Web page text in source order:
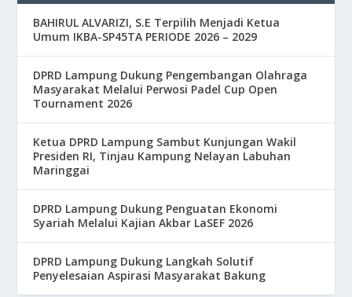
BAHIRUL ALVARIZI, S.E Terpilih Menjadi Ketua
Umum IKBA-SP45TA PERIODE 2026 – 2029
DPRD Lampung Dukung Pengembangan Olahraga
Masyarakat Melalui Perwosi Padel Cup Open
Tournament 2026
Ketua DPRD Lampung Sambut Kunjungan Wakil
Presiden RI, Tinjau Kampung Nelayan Labuhan
Maringgai
DPRD Lampung Dukung Penguatan Ekonomi
Syariah Melalui Kajian Akbar LaSEF 2026
DPRD Lampung Dukung Langkah Solutif
Penyelesaian Aspirasi Masyarakat Bakung